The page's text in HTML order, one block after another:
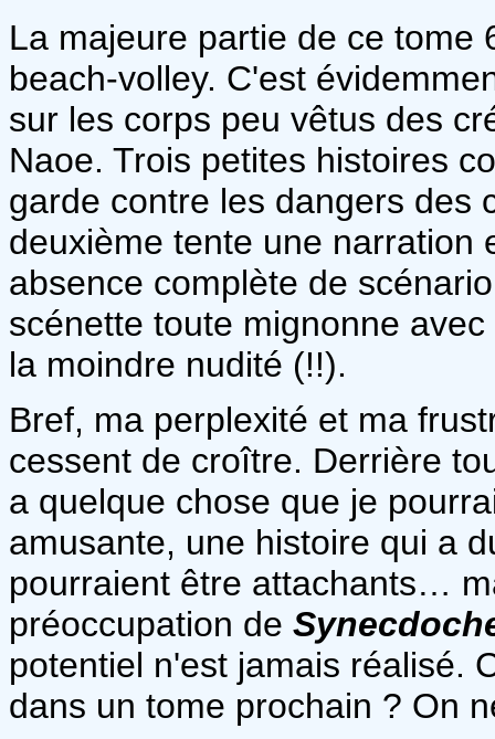
La majeure partie de ce tome
beach-volley. C'est
sur les corps peu vêtus des
Naoe. Trois petites histoires
garde contre les dangers des
deuxième tente une narration
absence complète de
scénette toute mignonne
la moindre nudité (!!).
Bref, ma perplexité et ma
cessent de croître. Derrière
a quelque chose que je
amusante, une histoire qui a
pourraient être attachants…
préoccupation de
potentiel n'est jamais réalisé.
dans un tome prochain ? On